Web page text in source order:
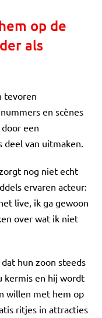
op de
als
tevoren
en scènes
een
deel van uitmaken.
nog niet echt
ervaren acteur:
live, ik ga gewoon
over wat ik niet
hun zoon steeds
kermis en hij wordt
willen met hem op
ritjes in attracties